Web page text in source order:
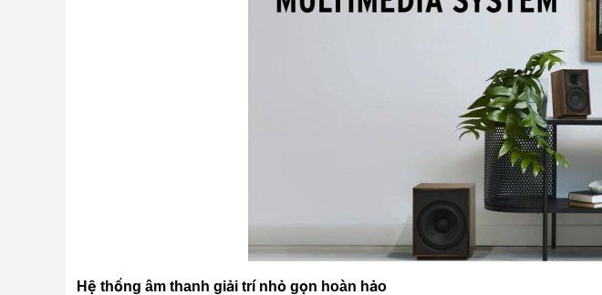
Hệ thống âm thanh giải trí nhỏ gọn hoàn hảo